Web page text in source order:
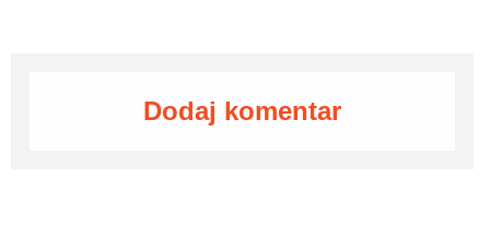
Dodaj komentar